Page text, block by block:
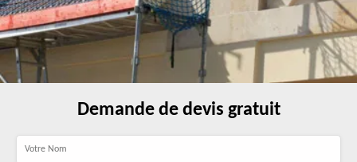
Demande de devis gratuit